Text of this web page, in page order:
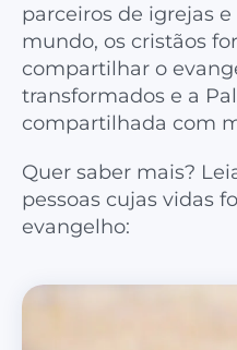
parceiros de igrejas
mundo, os cristãos
compartilhar o
transformados e a
compartilhada com
Quer saber mais?
pessoas cujas vidas
evangelho: